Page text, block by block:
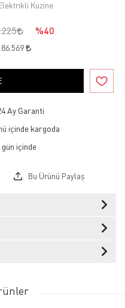
Kuzine
%40
86.569
Ay Garanti
içinde kargoda
Bu Ürünü Paylaş